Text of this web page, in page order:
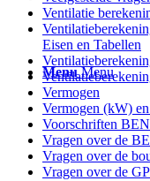
Menu Menu
Ventilatie
Eisen en Tabellen
Vermogen
Vermogen (kW)
Voorschriften
Vragen over de
Vragen over de
Vragen over de